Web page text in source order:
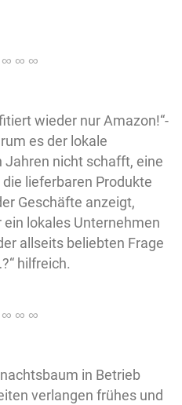
wieder nur Amazon!“-
es der lokale
Jahren nicht schafft, eine
lieferbaren Produkte
Geschäfte anzeigt,
lokales Unternehmen
allseits beliebten Frage
hilfreich.
in Betrieb
verlangen frühes und